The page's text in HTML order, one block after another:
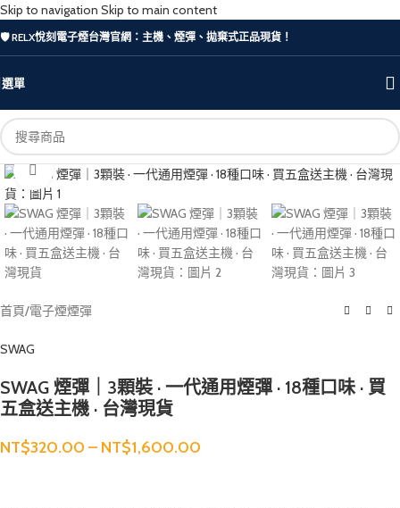
Skip to navigation Skip to main content
🛡️ RELX悅刻電子煙台灣官網：主機、煙彈、拋棄式正品現貨！
選單
Click to enlarge
首頁/電子煙煙彈
SWAG
SWAG 煙彈｜3顆裝 · 一代通用煙彈 · 18種口味 · 買
五盒送主機 · 台灣現貨
NT$320.00 – NT$1,600.00